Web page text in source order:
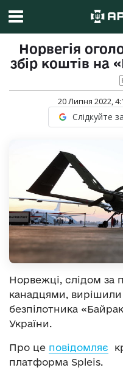
Норвегія
збір коштів на
20 Липня 2022,
Слідкуйте
Норвежці, слідом за
канадцями,
безпілотника
України.
Про це повідомляє
платформа Spleis.